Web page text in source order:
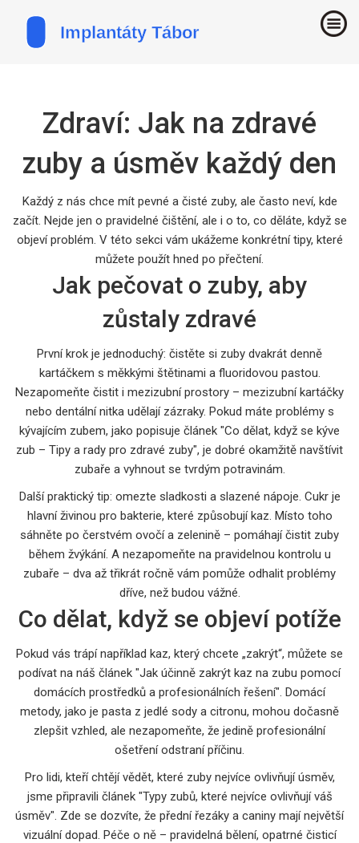
Zdraví: Jak na zdravé
zuby a úsměv každý den
Každý z nás chce mít pevné a čisté zuby, ale často neví, kde
začít. Nejde jen o pravidelné čištění, ale i o to, co děláte, když se
objeví problém. V této sekci vám ukážeme konkrétní tipy, které
můžete použít hned po přečtení.
Jak pečovat o zuby, aby
zůstaly zdravé
První krok je jednoduchý: čistěte si zuby dvakrát denně
kartáčkem s měkkými štětinami a fluoridovou pastou.
Nezapomeňte čistit i mezizubní prostory – mezizubní kartáčky
nebo dentální nitka udělají zázraky. Pokud máte problémy s
kývajícím zubem, jako popisuje článek "Co dělat, když se kýve
zub – Tipy a rady pro zdravé zuby", je dobré okamžitě navštívit
zubaře a vyhnout se tvrdým potravinám.
Další praktický tip: omezte sladkosti a slazené nápoje. Cukr je
hlavní živinou pro bakterie, které způsobují kaz. Místo toho
sáhněte po čerstvém ovočí a zelenině – pomáhají čistit zuby
během žvýkání. A nezapomeňte na pravidelnou kontrolu u
zubaře – dva až třikrát ročně vám pomůže odhalit problémy
dříve, než budou vážné.
Co dělat, když se objeví potíže
Pokud vás trápí například kaz, který chcete „zakrýt“, můžete se
podívat na náš článek "Jak účinně zakrýt kaz na zubu pomocí
domácích prostředků a profesionálních řešení". Domácí
metody, jako je pasta z jedlé sody a citronu, mohou dočasně
zlepšit vzhled, ale nezapomeňte, že jedině profesionální
ošetření odstraní příčinu.
Pro lidi, kteří chtějí vědět, které zuby nejvíce ovlivňují úsměv,
jsme připravili článek "Typy zubů, které nejvíce ovlivňují váš
úsměv". Zde se dozvíte, že přední řezáky a caniny mají největší
vizuální dopad. Péče o ně – pravidelná bělení, opatrné čisticí